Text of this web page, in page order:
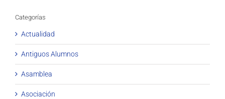
Categorías
Actualidad
Antiguos Alumnos
Asamblea
Asociación